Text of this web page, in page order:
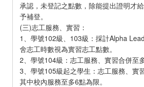
承認，未登記之點數，除能提出證明才
予補登。
(三)志工服務、實習：
1、學號102級、103級：採計Alpha
舍志工時數視為實習志工點數。
2、學號104級：志工服務、實習合併至
3、學號105級起之學生：志工服務、實
其中校內服務至多6點為限。